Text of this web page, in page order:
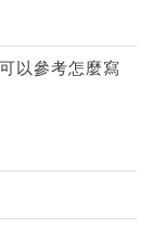
以參考怎麼寫